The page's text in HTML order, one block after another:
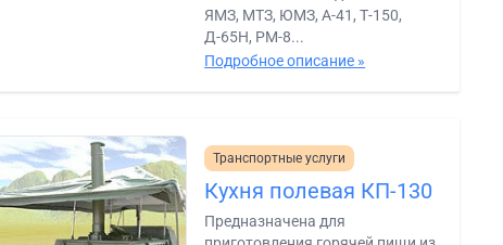
ЯМЗ, МТЗ, ЮМЗ, А-41, Т-150,
Д-65Н, РМ-8...
Подробное описание »
Транспортные услуги
Кухня полевая КП-130
Предназначена для